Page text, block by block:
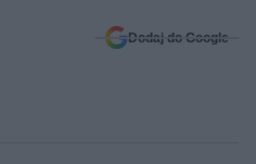
Dodaj do Google